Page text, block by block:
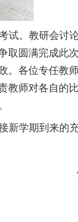
试。教研会讨
取圆满完成此次
。各位专任教
教师对各自的
学期到来的充